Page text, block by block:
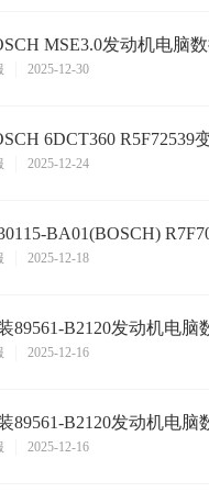
MSE3.0发动机电脑
2025-12-30
2025-12-24
2025-12-18
89561-B2120发动机电脑
2025-12-16
89561-B2120发动机电脑
2025-12-16